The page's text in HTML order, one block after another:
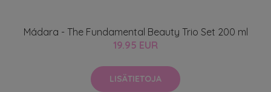
Mádara - The Fundamental Beauty Trio Set 200 ml
19.95 EUR
LISÄTIETOJA